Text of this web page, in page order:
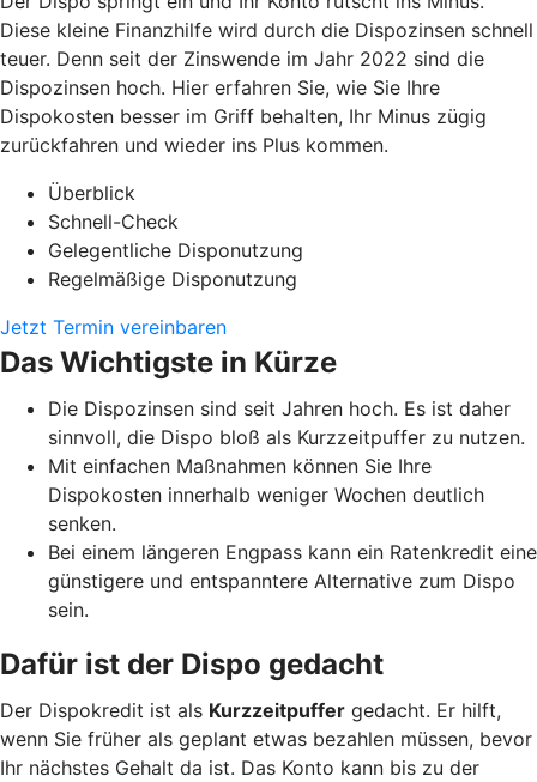
Diese kleine Finanzhilfe wird durch die Dispozinsen schnell
teuer. Denn seit der Zinswende im Jahr 2022 sind die
Dispozinsen hoch. Hier erfahren Sie, wie Sie Ihre
Dispokosten besser im Griff behalten, Ihr Minus zügig
zurückfahren und wieder ins Plus kommen.
Überblick
Schnell-Check
Gelegentliche Disponutzung
Regelmäßige Disponutzung
Jetzt Termin vereinbaren
Das Wichtigste in Kürze
Die Dispozinsen sind seit Jahren hoch. Es ist daher
sinnvoll, die Dispo bloß als Kurzzeitpuffer zu nutzen.
Mit einfachen Maßnahmen können Sie Ihre
Dispokosten innerhalb weniger Wochen deutlich
senken.
Bei einem längeren Engpass kann ein Ratenkredit eine
günstigere und entspanntere Alternative zum Dispo
sein.
Dafür ist der Dispo gedacht
Der Dispokredit ist als Kurzzeitpuffer gedacht. Er hilft,
wenn Sie früher als geplant etwas bezahlen müssen, bevor
Ihr nächstes Gehalt da ist. Das Konto kann bis zu der